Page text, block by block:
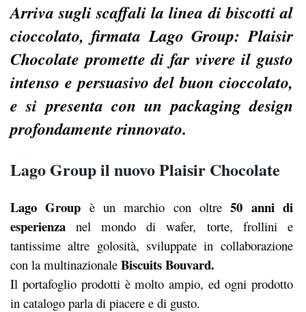
Arriva sugli scaffali la linea di biscotti al
cioccolato, firmata Lago Group: Plaisir
Chocolate promette di far vivere il gusto
intenso e persuasivo del buon cioccolato,
e si presenta con un packaging design
profondamente rinnovato.
Lago Group il nuovo Plaisir Chocolate
Lago Group è un marchio con oltre50 anni di
esperienza nel mondo di wafer, torte, frollini e
tantissime altre golosità, sviluppate in collaborazione
con la multinazionale Biscuits Bouvard.
Il portafoglio prodotti è molto ampio, ed ogni prodotto
in catalogo parla di piacere e di gusto.